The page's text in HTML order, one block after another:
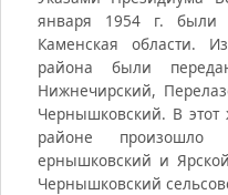
января 1954 г. были
Каменская области.
района были
Нижнечирский,
Чернышковский. В
районе произошло
ернышковский и
Чернышковский